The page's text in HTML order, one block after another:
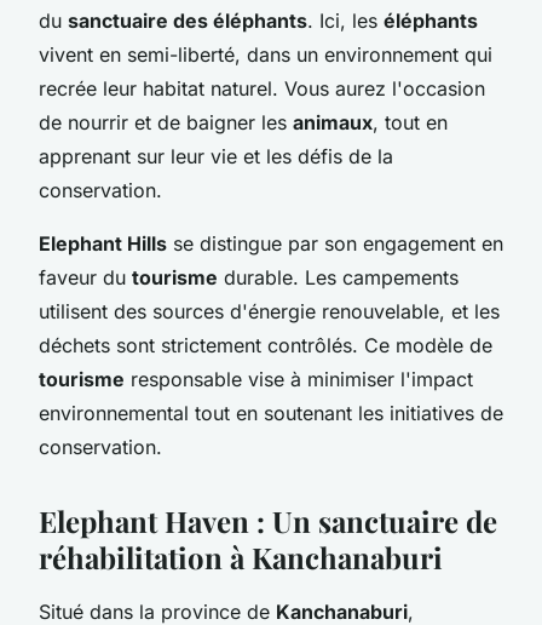
du sanctuaire des éléphants. Ici, les éléphants
vivent en semi-liberté, dans un environnement qui
recrée leur habitat naturel. Vous aurez l'occasion
de nourrir et de baigner les animaux, tout en
apprenant sur leur vie et les défis de la
conservation.
Elephant Hills se distingue par son engagement en
faveur du tourisme durable. Les campements
utilisent des sources d'énergie renouvelable, et les
déchets sont strictement contrôlés. Ce modèle de
tourisme responsable vise à minimiser l'impact
environnemental tout en soutenant les initiatives de
conservation.
Elephant Haven : Un sanctuaire de
réhabilitation à Kanchanaburi
Situé dans la province de Kanchanaburi,